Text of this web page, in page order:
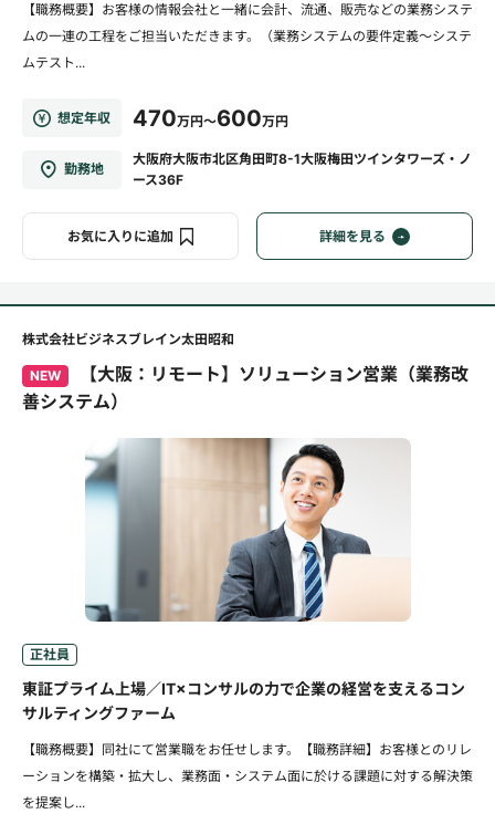
【職務概要】お客様の情報会社と一緒に会計、流通、販売などの業務システ
ムの一連の工程をご担当いただきます。（業務システムの要件定義～システ
ムテスト...
想定年収 470万円～600万円
勤務地
大阪府大阪市北区角田町8-1大阪梅田ツインタワーズ・ノ
ース36F
お気に入りに追加 詳細を見る
株式会社ビジネスブレイン太田昭和
NEW
【大阪：リモート】ソリューション営業（業務改
善システム）
正社員
東証プライム上場／IT×コンサルの力で企業の経営を支えるコン
サルティングファーム
【職務概要】同社にて営業職をお任せします。【職務詳細】お客様とのリレ
ーションを構築・拡大し、業務面・システム面に於ける課題に対する解決策
を提案し...